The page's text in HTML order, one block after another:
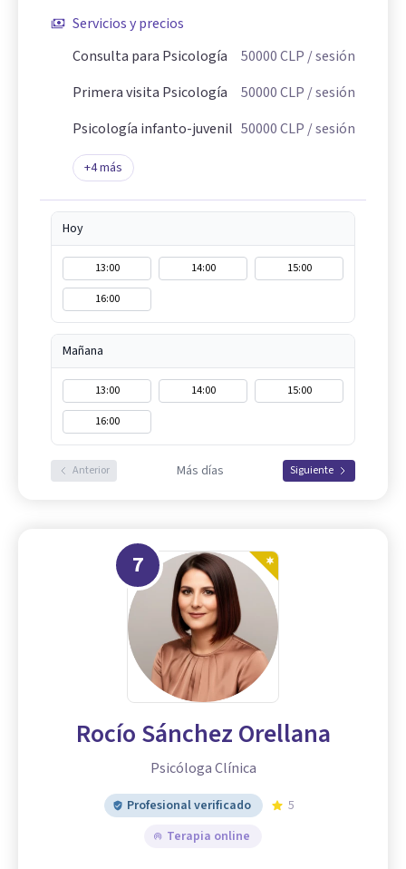
Servicios y precios
Consulta para Psicología
50000CLP / sesión
Primera visita Psicología
50000CLP / sesión
Psicología infanto-juvenil 50000CLP / sesión
+4más
Hoy
13:00 14:00
15:00
16:00
Mañana
13:00 14:00
15:00
16:00
Anterior Más días Siguiente
7
Rocío Sánchez Orellana
Psicóloga Clínica
Profesional verificado
5
Terapia online